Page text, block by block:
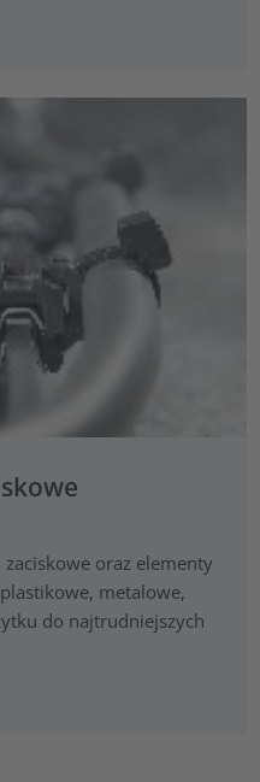
oraz elementy
metalowe,
do najtrudniejszych